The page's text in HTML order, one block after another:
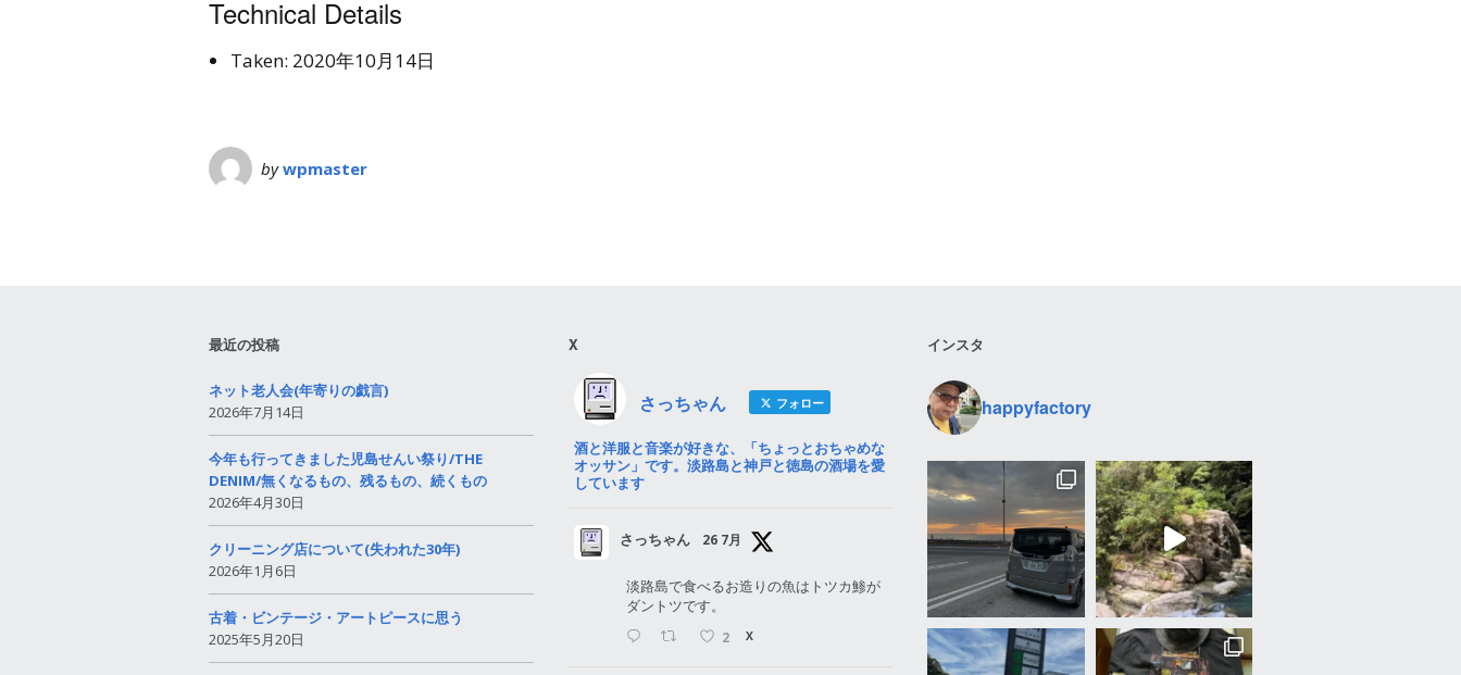
Technical Details
Taken: 2020年10月14日
bywpmaster
最近の投稿
ネット老人会(年寄りの戯言)
2026年7月14日
今年も行ってきました児島せんい祭り/THE
DENIM/無くなるもの、残るもの、続くもの
2026年4月30日
クリーニング店について(失われた30年)
2026年1月6日
古着・ビンテージ・アートピースに思う
2025年5月20日
X
さっちゃん フォロー
酒と洋服と音楽が好きな、「ちょっとおちゃめな
オッサン」です。淡路島と神戸と徳島の酒場を愛
しています
さっちゃん 26 7月
淡路島で食べるお造りの魚はトツカ鯵が
ダントツです。
2 X
インスタ
happyfactory